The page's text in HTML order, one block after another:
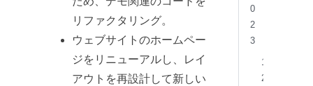
リファクタリング。
ウェブサイトのホームペー
ジをリニューアルし、レイ
アウトを再設計して新しい
0
2
3
1
2